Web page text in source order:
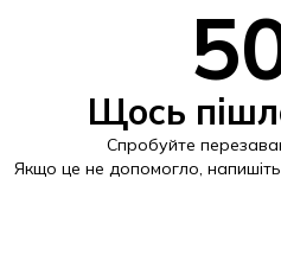
Щось
Спробуйте
Якщо це не допомогло,